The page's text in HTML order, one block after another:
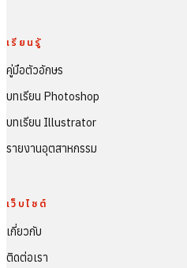
เรียนรู้
คู่มือตัวอักษร
บทเรียน Photoshop
บทเรียน Illustrator
รายงานอุตสาหกรรม
เว็บไซต์
เกี่ยวกับ
ติดต่อเรา